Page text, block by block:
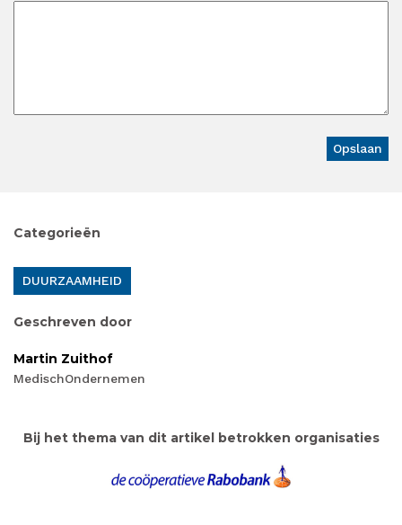
Categorieën
DUURZAAMHEID
Geschreven door
Martin Zuithof
MedischOndernemen
Bij het thema van dit artikel betrokken organisaties